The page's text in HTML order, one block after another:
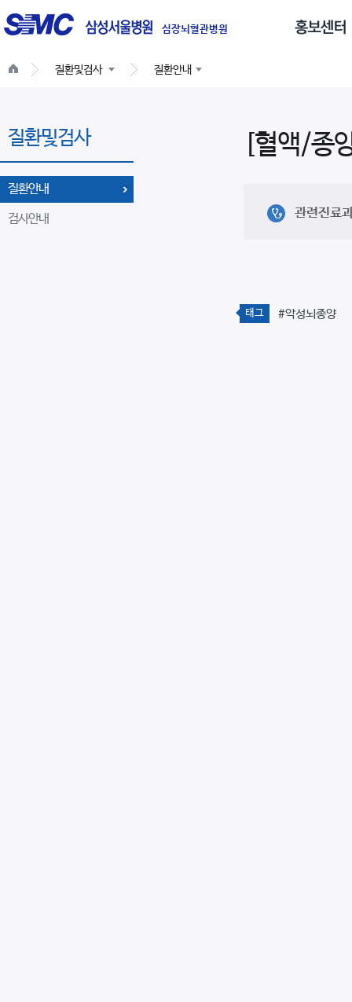
심장뇌혈관병원
글
로
네
이
션
질환및검사 질환안내
질환및검사
질환안내
검사안내
[혈액/종
관련진료
태그 #악성뇌종양